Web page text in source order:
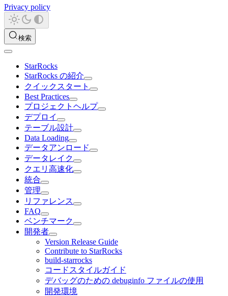
Privacy policy
検索
StarRocks
StarRocks の紹介
クイックスタート
Best Practices
プロジェクトヘルプ
デプロイ
テーブル設計
Data Loading
データアンロード
データレイク
クエリ高速化
統合
管理
リファレンス
FAQ
ベンチマーク
開発者
Version Release Guide
Contribute to StarRocks
build-starrocks
コードスタイルガイド
デバッグのための debuginfo ファイルの使用
開発環境